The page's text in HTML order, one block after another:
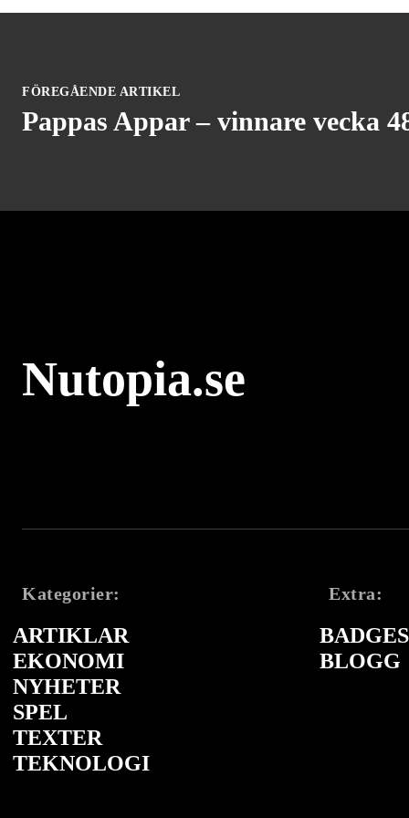
FÖREGÅENDE ARTIKEL
Pappas Appar – vinnare vecka
Nutopia.se
Kategorier:
ARTIKLAR
EKONOMI
NYHETER
SPEL
TEXTER
TEKNOLOGI
Extra:
BLOGG